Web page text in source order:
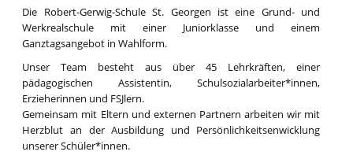
Die Robert-Gerwig-Schule St. Georgen ist eine Grund- und
Werkrealschule mit einer Juniorklasse und einem
Ganztagsangebot in Wahlform.
Unser Team besteht aus über 45 Lehrkräften, einer
pädagogischen Assistentin, Schulsozialarbeiter*innen,
Erzieherinnen und FSJlern.
Gemeinsam mit Eltern und externen Partnern arbeiten wir mit
Herzblut an der Ausbildung und Persönlichkeitsenwicklung
unserer Schüler*innen.